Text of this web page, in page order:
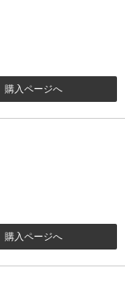
購入ページへ
購入ページへ